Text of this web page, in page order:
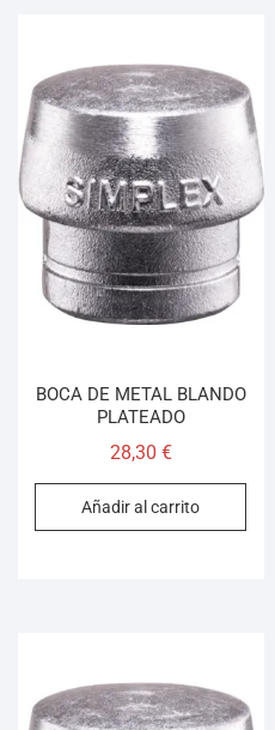
BOCA DE METAL BLANDO
PLATEADO
28,30 €
Añadir al carrito